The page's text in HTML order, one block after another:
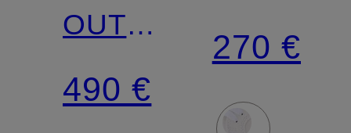
OUT
OFF
OFFICE
490 €
LOW
270 €